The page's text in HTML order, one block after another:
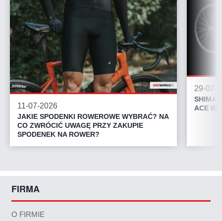
11-07-2026
JAKIE SPODENKI ROWEROWE WYBRAĆ? NA
CO ZWRÓCIĆ UWAGĘ PRZY ZAKUPIE
SPODENEK NA ROWER?
29-07-
ACE
FIRMA
O FIRMIE